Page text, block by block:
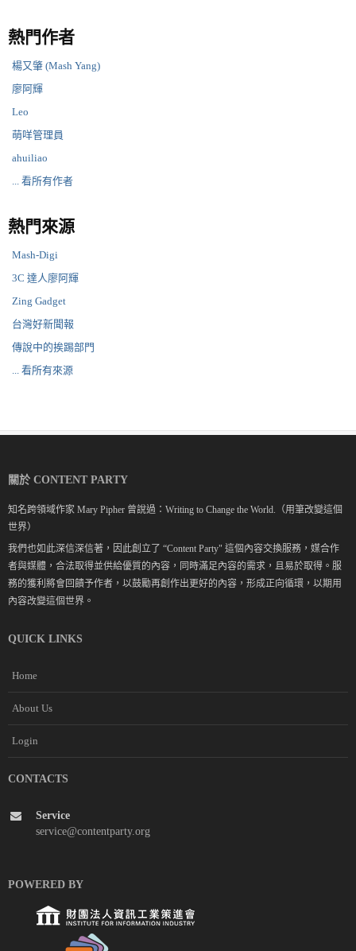
熱門作者
楊又肇 (Mash Yang)
廖阿輝
Leo
萌咩管理員
ahuiliao
... 看所有作者
熱門來源
Mash-Digi
3C 達人廖阿輝
Zing Gadget
台灣好新聞報
傳說中的挨踢部門
... 看所有來源
關於 CONTENT PARTY
知名跨領域作家 Mary Pipher 曾說過：Writing to Change the World.（用筆改變這個
世界）
我們也如此深信深信著，因此創立了 “Content Party" 這個內容交換服務，媒合作
者與媒體，合法取得並供給優質的內容，同時滿足內容的需求，且易於取得。服
務的獲利將會回饋予作者，以鼓勵再創作出更好的內容，形成正向循環，以期用
內容改變這個世界。
QUICK LINKS
Home
About Us
Login
CONTACTS
Service
service@contentparty.org
POWERED BY